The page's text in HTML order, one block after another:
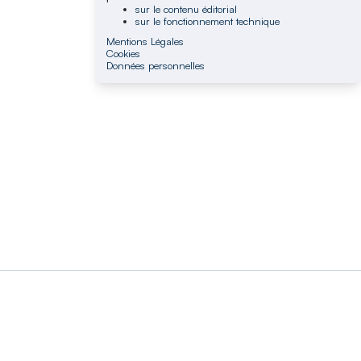
sur le contenu éditorial
sur le fonctionnement technique
Mentions Légales
Cookies
Données personnelles